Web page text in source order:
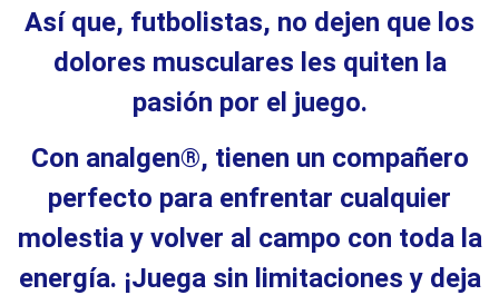
Así que, futbolistas, no dejen que los
dolores musculares les quiten la
pasión por el juego.
Con analgen®, tienen un compañero
perfecto para enfrentar cualquier
molestia y volver al campo con toda la
energía. ¡Juega sin limitaciones y deja